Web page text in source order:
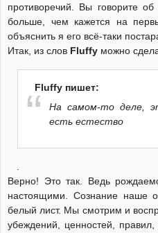
противоречий. Вы говорите
больше, чем кажется на
объяснить я его всё-таки
Итак, из слов Fluffy можно
Fluffy пишет:
На самом-то деле,
есть естество
Верно! Это так. Ведь
настоящими. Сознание наше
белый лист. Мы смотрим и
убеждений, ценностей,